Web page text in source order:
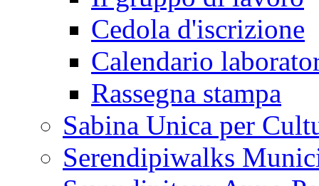
Cedola d'iscrizione
Calendario
Rassegna stampa
Sabina Unica per
Serendipiwalks